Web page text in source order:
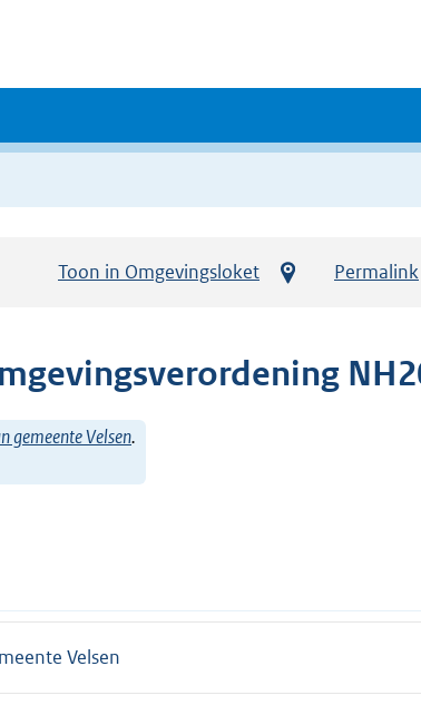
Toon in Omgevingsloket Permalink
gemeente Velsen.
Velsen